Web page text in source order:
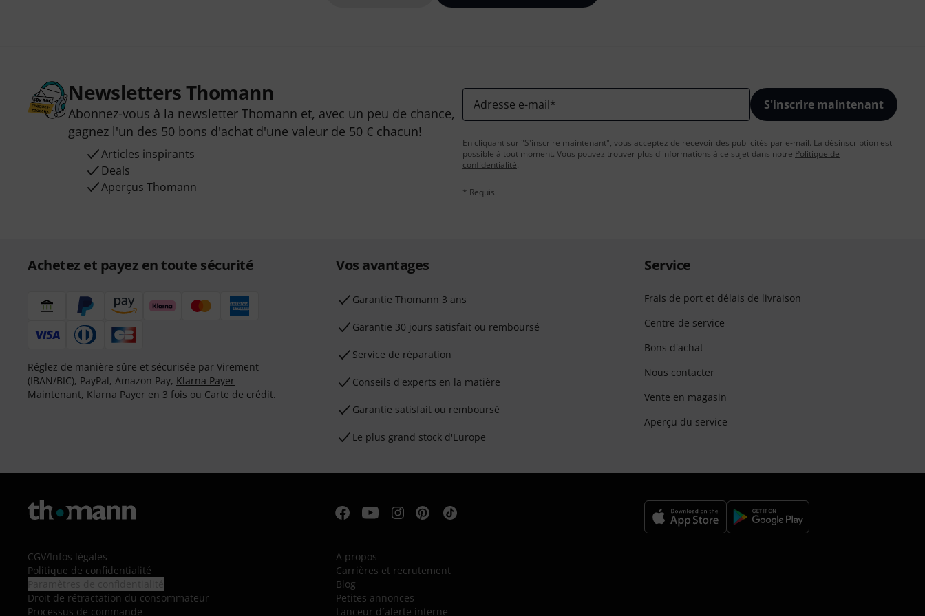
Newsletters Thomann
Abonnez-vous à la newsletter Thomann et, avec un peu de chance,
gagnez l'un des 50 bons d'achat d'une valeur de 50 € chacun!
Articles inspirants
Deals
Aperçus Thomann
Adresse e-mail* S'inscrire maintenant
En cliquant sur "S'inscrire maintenant", vous acceptez de recevoir des publicités par e-mail. La désinscription est
possible à tout moment. Vous pouvez trouver plus d'informations à ce sujet dans notre Politique de
confidentialité.
* Requis
Achetez et payez en toute sécurité
Réglez de manière sûre et sécurisée par Virement
(IBAN/BIC), PayPal, Amazon Pay, Klarna Payer
Maintenant, Klarna Payer en 3 fois ou Carte de crédit.
Vos avantages
Ga­ran­tie Thomann 3 ans
Garantie 30 jours satisfait ou remboursé
Service de réparation
Conseils d'experts en la matière
Garantie satisfait ou remboursé
Le plus grand stock d'Europe
Service
Frais de port et délais de livraison
Centre de service
Bons d'achat
Nous contacter
Vente en magasin
Aperçu du service
CGV/Infos légales
Politique de confidentialité
Droit de rétractation du consommateur
Processus de commande
A propos
Carrières et recrutement
Blog
Petites annonces
Lanceur d´alerte interne